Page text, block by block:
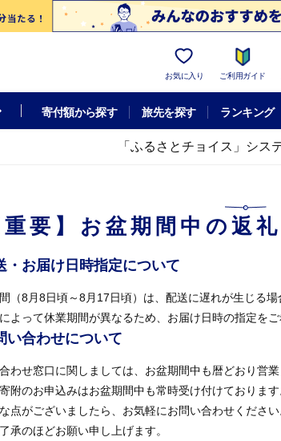
お気に入り ご利用ガイド
寄付額から探す 旅先を探す ランキング
「ふるさとチョイス」シス
重要】お盆期間中の返
・お届け日時指定について
（8月8日頃～8月17日頃）は、配送に遅れが生じる
よって休業期間が異なるため、お届け日時の指定を
い合わせについて
わせ窓口に関しましては、お盆期間中も暦どおり営業
附のお申込みはお盆期間中も常時受け付けております
点がございましたら、お気軽にお問い合わせください
承のほどお願い申し上げます。